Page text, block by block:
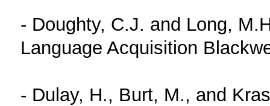
- Doughty, C.J. and Long,
Language Acquisition
- Dulay, H., Burt, M., and